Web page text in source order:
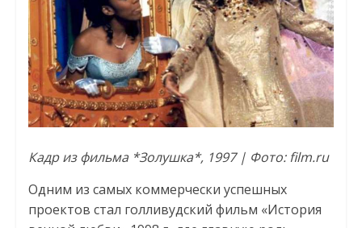
Кадр из фильма *Золушка*, 1997 | Фото: film.ru
Одним из самых коммерчески успешных
проектов стал голливудский фильм «История